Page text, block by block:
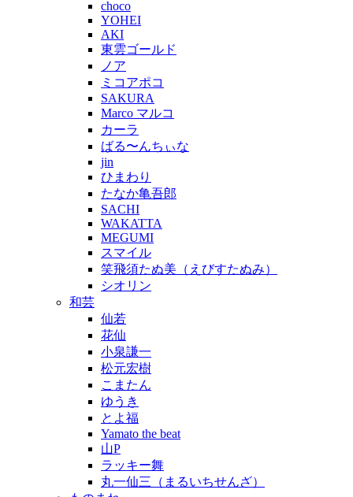
choco
YOHEI
AKI
東雲ゴールド
ノア
ミコアポコ
SAKURA
Marco マルコ
カーラ
ばる〜んちぃな
jin
ひまわり
たなか亀吾郎
SACHI
WAKATTA
MEGUMI
スマイル
笑飛須たぬ美（えびすたぬみ）
シオリン
和芸
仙若
花仙
小泉謙一
松元宏樹
こまたん
ゆうき
とよ福
Yamato the beat
山P
ラッキー舞
丸一仙三（まるいちせんざ）